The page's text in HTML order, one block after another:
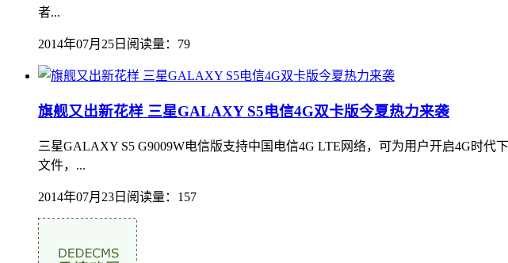
者...
2014年07月25日 阅读量：79
旗舰又出新花样 三星GALAXY S5电信4G双卡版今夏热力来袭
三星GALAXY S5 G9009W电信版支持中国电信4G LTE网络，可为用户开启4G时
文件，...
2014年07月23日 阅读量：157